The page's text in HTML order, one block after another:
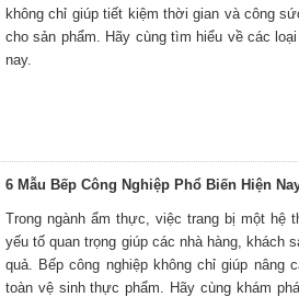
không chỉ giúp tiết kiệm thời gian và công
cho sản phẩm. Hãy cùng tìm hiểu về các
nay.
6 Mẫu Bếp Công Nghiệp Phổ Biến Hiện
Trong ngành ẩm thực, việc trang bị một hệ
yếu tố quan trọng giúp các nhà hàng, khách
quả. Bếp công nghiệp không chỉ giúp nâng
toàn vệ sinh thực phẩm. Hãy cùng khám